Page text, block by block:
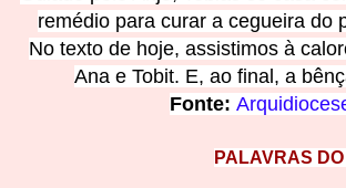
remédio para curar a cegueira do
No texto de hoje, assistimos à
Ana e Tobit. E, ao final, a
Fonte:
PALAVRAS